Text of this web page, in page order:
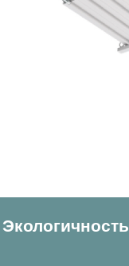
Экологичность